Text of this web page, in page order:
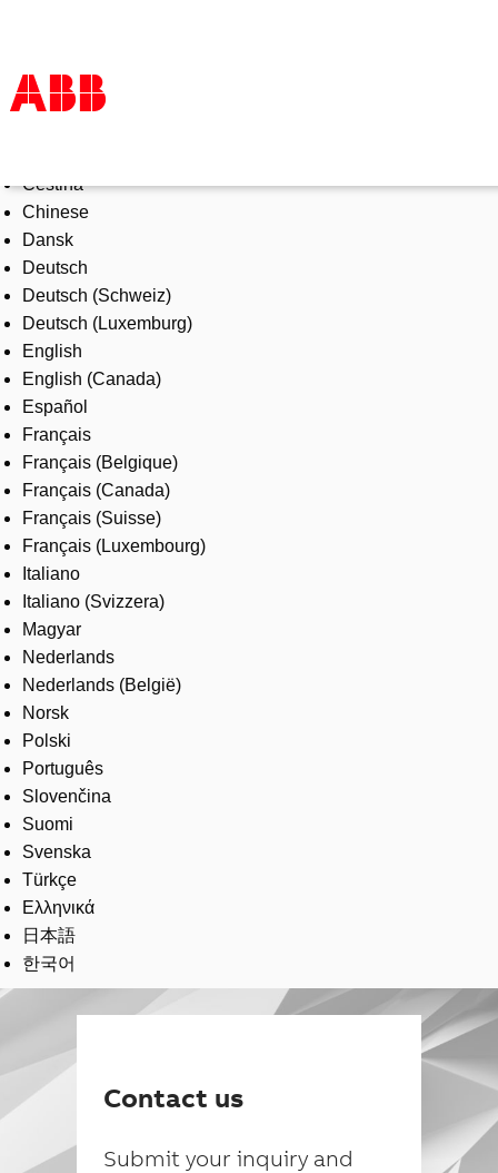
Products & Solutions
Industries
Services
About us
Where to buy
Contact us
Careers
Čeština
Chinese
Dansk
Deutsch
Deutsch (Schweiz)
Deutsch (Luxemburg)
English
English (Canada)
Español
Français
Français (Belgique)
Français (Canada)
Français (Suisse)
Français (Luxembourg)
Italiano
Italiano (Svizzera)
Magyar
Nederlands
Nederlands (België)
Norsk
Polski
Português
Slovenčina
Suomi
Svenska
Türkçe
Ελληνικά
日本語
한국어
Contact us
Submit your inquiry and